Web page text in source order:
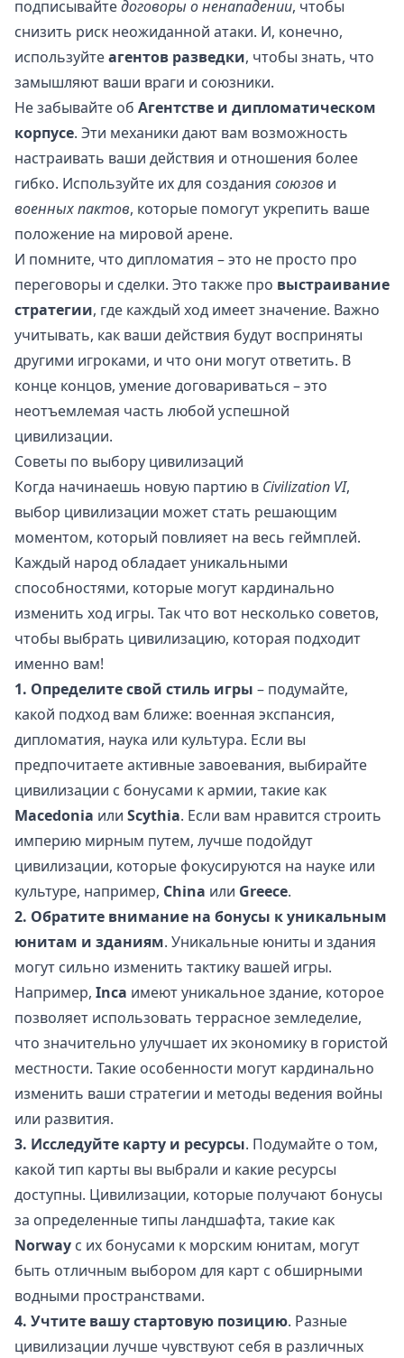
подписывайтедоговоры о ненападении, чтобы
снизить риск неожиданной атаки. И, конечно,
используйтеагентов разведки, чтобы знать, что
замышляют ваши враги и союзники.
Не забывайте об Агентстве и дипломатическом
корпусе. Эти механики дают вам возможность
настраивать ваши действия и отношения более
гибко. Используйте их для создания союзов и
военных пактов, которые помогут укрепить ваше
положение на мировой арене.
И помните, что дипломатия – это не просто про
переговоры и сделки. Это также про выстраивание
стратегии, где каждый ход имеет значение. Важно
учитывать, как ваши действия будут восприняты
другими игроками, и что они могут ответить. В
конце концов, умение договариваться – это
неотъемлемая часть любой успешной
цивилизации.
Советы по выбору цивилизаций
Когда начинаешь новую партию в Civilization VI,
выбор цивилизации может стать решающим
моментом, который повлияет на весь геймплей.
Каждый народ обладает уникальными
способностями, которые могут кардинально
изменить ход игры. Так что вот несколько советов,
чтобы выбрать цивилизацию, которая подходит
именно вам!
1. Определите свой стиль игры – подумайте,
какой подход вам ближе: военная экспансия,
дипломатия, наука или культура. Если вы
предпочитаете активные завоевания, выбирайте
цивилизации с бонусами к армии, такие как
Мacedonia или Scythia. Если вам нравится строить
империю мирным путем, лучше подойдут
цивилизации, которые фокусируются на науке или
культуре, например, China или Greece.
2. Обратите внимание на бонусы к уникальным
юнитам и зданиям. Уникальные юниты и здания
могут сильно изменить тактику вашей игры.
Например, Inca имеют уникальное здание, которое
позволяет использовать террасное земледелие,
что значительно улучшает их экономику в гористой
местности. Такие особенности могут кардинально
изменить ваши стратегии и методы ведения войны
или развития.
3. Исследуйте карту и ресурсы. Подумайте о том,
какой тип карты вы выбрали и какие ресурсы
доступны. Цивилизации, которые получают бонусы
за определенные типы ландшафта, такие как
Norway с их бонусами к морским юнитам, могут
быть отличным выбором для карт с обширными
водными пространствами.
4. Учтите вашу стартовую позицию. Разные
цивилизации лучше чувствуют себя в различных